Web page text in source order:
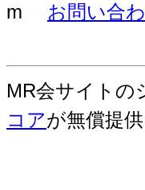
m お問い合
MR会サイトの
コアが無償提